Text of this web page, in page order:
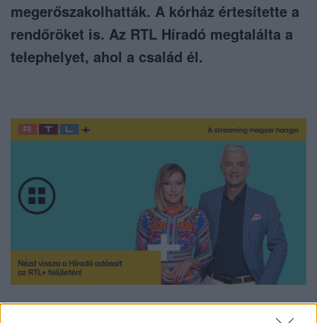
megerőszakolhatták. A kórház értesítette a
rendőröket is. Az RTL Híradó megtalálta a
telephelyet, ahol a család él.
Nézd vissza a Híradó adásait az RTL+ felületén!